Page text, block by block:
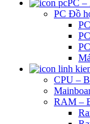
PC
PC Đồ
CPU –
RAM –